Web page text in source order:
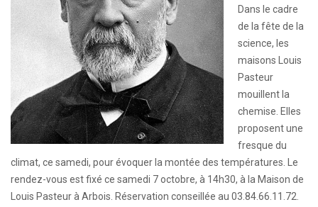
Dans le cadre
de la fête de la
science, les
maisons Louis
Pasteur
mouillent la
chemise. Elles
proposent une
fresque du
climat, ce samedi, pour évoquer la montée des températures. Le
rendez-vous est fixé ce samedi 7 octobre, à 14h30, à la Maison de
Louis Pasteur à Arbois. Réservation conseillée au 03.84.66.11.72.